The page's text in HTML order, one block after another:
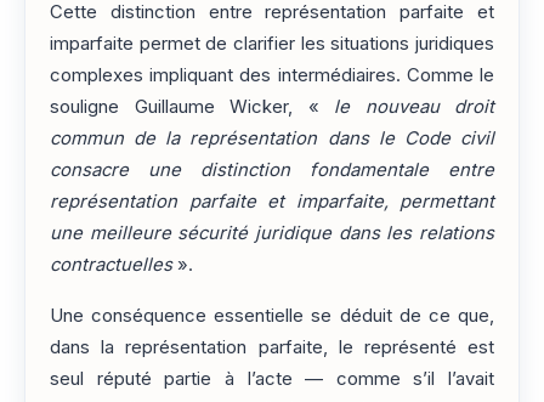
Cette distinction entre représentation parfaite et
imparfaite permet de clarifier les situations juridiques
complexes impliquant des intermédiaires. Comme le
souligne Guillaume Wicker, « le nouveau droit
commun de la représentation dans le Code civil
consacre une distinction fondamentale entre
représentation parfaite et imparfaite, permettant
une meilleure sécurité juridique dans les relations
contractuelles».
Une conséquence essentielle se déduit de ce que,
dans la représentation parfaite, le représenté est
seul réputé partie à l’acte — comme s’il l’avait